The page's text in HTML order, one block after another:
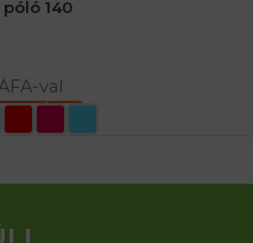
140
val